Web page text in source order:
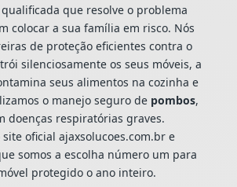
que resolve o problema
colocar a sua família em risco. Nós
de proteção eficientes contra o
silenciosamente os seus móveis, a
seus alimentos na cozinha e
o manejo seguro de pombos,
doenças respiratórias graves.
site oficial ajaxsolucoes.com.br e
somos a escolha número um para
protegido o ano inteiro.